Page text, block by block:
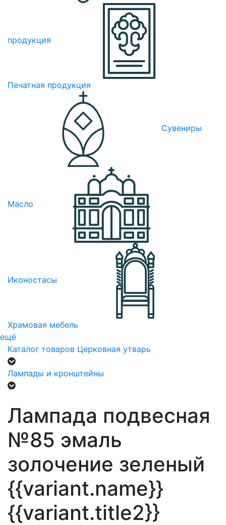
продукция
Печатная продукция
Сувениры
Масло
Иконостасы
Храмовая мебель
ещё
Каталог товаров Церковная утварь
Лампады и кронштейны
Лампада подвесная
№85 эмаль
золочение зеленый
{{variant.name}}
{{variant.title2}}